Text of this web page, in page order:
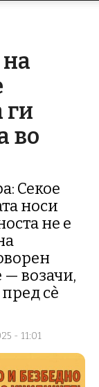
ги
во
Секое
носи
не е
— возачи,
сѐ
- 11:01